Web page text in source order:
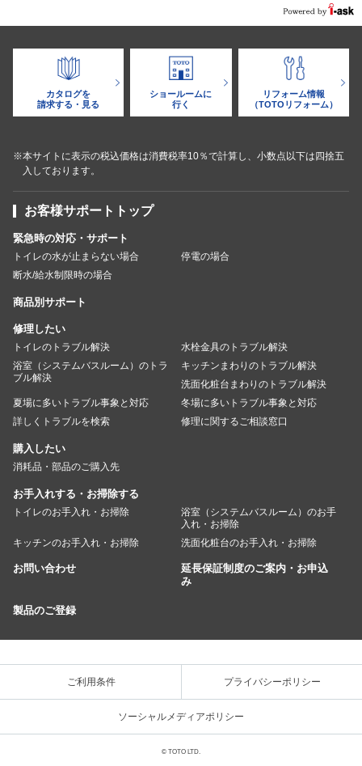
カタログを
請求する・見る
ショールームに
行く
リフォーム情報
（TOTOリフォーム）
※本サイトに表示の税込価格は消費税率10％で計算し、小数点以下は四捨五
入しております。
お客様サポートトップ
緊急時の対応・サポート
トイレの水が止まらない場合
停電の場合
断水/給水制限時の場合
商品別サポート
修理したい
トイレのトラブル解決
水栓金具のトラブル解決
浴室（システムバスルーム）のトラ
ブル解決
キッチンまわりのトラブル解決
洗面化粧台まわりのトラブル解決
夏場に多いトラブル事象と対応
冬場に多いトラブル事象と対応
詳しくトラブルを検索
修理に関するご相談窓口
購入したい
消耗品・部品のご購入先
お手入れする・お掃除する
トイレのお手入れ・お掃除
浴室（システムバスルーム）のお手
入れ・お掃除
キッチンのお手入れ・お掃除
洗面化粧台のお手入れ・お掃除
お問い合わせ
延長保証制度のご案内・お申込
み
製品のご登録
ご利用条件 プライバシーポリシー
ソーシャルメディアポリシー
© TOTO LTD.